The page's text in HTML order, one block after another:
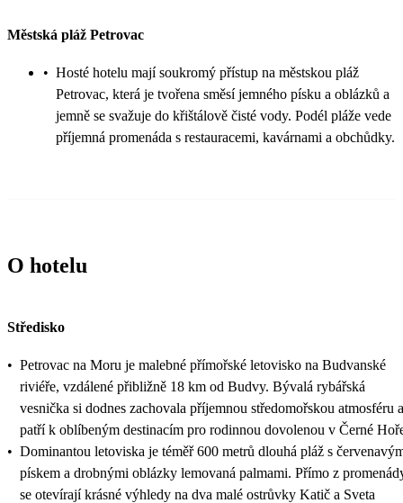
Městská pláž Petrovac
• Hosté hotelu mají soukromý přístup na městskou pláž
Petrovac, která je tvořena směsí jemného písku a oblázků a
jemně se svažuje do křištálově čisté vody. Podél pláže vede
příjemná promenáda s restauracemi, kavárnami a obchůdky.
O hotelu
Středisko
• Petrovac na Moru je malebné přímořské letovisko na Budvanské
riviéře, vzdálené přibližně 18 km od Budvy. Bývalá rybářská
vesnička si dodnes zachovala příjemnou středomořskou atmosféru a
patří k oblíbeným destinacím pro rodinnou dovolenou v Černé
• Dominantou letoviska je téměř 600 metrů dlouhá pláž s
pískem a drobnými oblázky lemovaná palmami. Přímo z
se otevírají krásné výhledy na dva malé ostrůvky Katič a Sveta